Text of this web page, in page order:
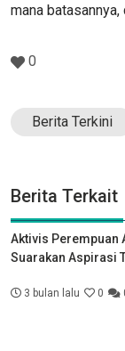
mana batasannya,
0
Berita Terkini
Berita Terkait
Aktivis Perempuan
Suarakan Aspirasi
3 bulan lalu 0